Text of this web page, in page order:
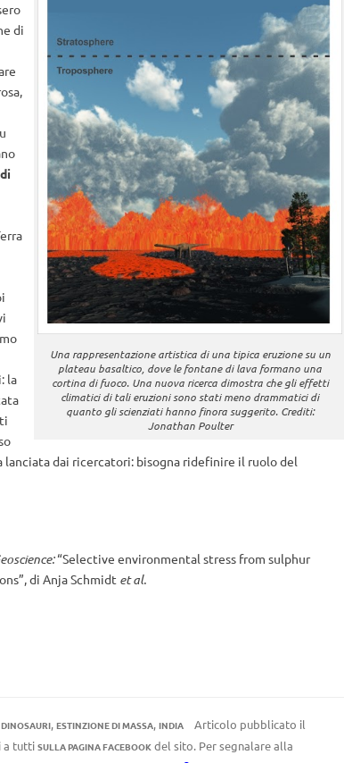
Una rappresentazione artistica di una tipica eruzione su un
plateau basaltico, dove le fontane di lava formano una
cortina di fuoco. Una nuova ricerca dimostra che gli effetti
climatici di tali eruzioni sono stati meno drammatici di
quanto gli scienziati hanno finora suggerito. Crediti:
Jonathan Poulter
di
la
lanciata dai ricercatori: bisogna ridefinire il ruolo del
“Selective environmental stress from sulphur
di Anja Schmidt et al.
DINOSAURI, ESTINZIONE DI MASSA, INDIA
Articolo pubblicato il
a tutti SULLA PAGINA FACEBOOKdel sito. Per segnalare alla